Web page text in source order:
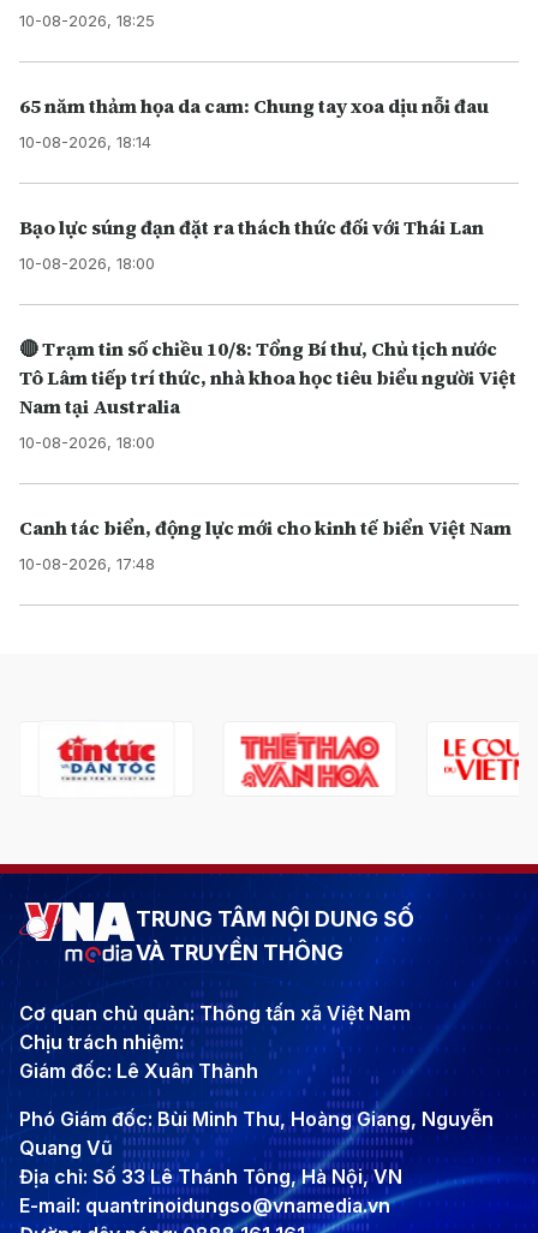
10-08-2026, 18:25
65 năm thảm họa da cam: Chung tay xoa dịu nỗi đau
10-08-2026, 18:14
Bạo lực súng đạn đặt ra thách thức đối với Thái Lan
10-08-2026, 18:00
🔴 Trạm tin số chiều 10/8: Tổng Bí thư, Chủ tịch nước
Tô Lâm tiếp trí thức, nhà khoa học tiêu biểu người Việt
Nam tại Australia
10-08-2026, 18:00
Canh tác biển, động lực mới cho kinh tế biển Việt Nam
10-08-2026, 17:48
TRUNG TÂM NỘI DUNG SỐ
VÀ TRUYỀN THÔNG
Cơ quan chủ quản: Thông tấn xã Việt Nam
Chịu trách nhiệm:
Giám đốc: Lê Xuân Thành
Phó Giám đốc: Bùi Minh Thu, Hoàng Giang, Nguyễn
Quang Vũ
Địa chỉ: Số 33 Lê Thánh Tông, Hà Nội, VN
E-mail: quantrinoidungso@vnamedia.vn